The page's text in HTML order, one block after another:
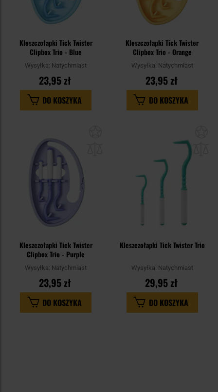
Kleszczołapki Tick Twister
Clipbox Trio - Blue
Wysyłka: Natychmiast
23,95 zł
DO KOSZYKA
Kleszczołapki Tick Twister
Clipbox Trio - Orange
Wysyłka: Natychmiast
23,95 zł
DO KOSZYKA
Kleszczołapki Tick Twister
Clipbox Trio - Purple
Wysyłka: Natychmiast
23,95 zł
DO KOSZYKA
Kleszczołapki Tick Twister Trio
Wysyłka: Natychmiast
29,95 zł
DO KOSZYKA